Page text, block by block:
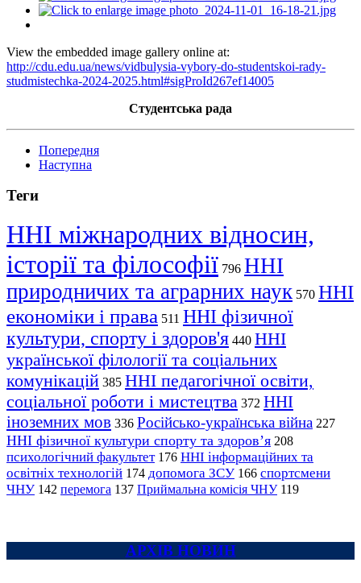
View the embedded image gallery online at:
http://cdu.edu.ua/news/vidbulysia-vybory-do-studentskoi-rady-
studmistechka-2024-2025.html#sigProId267ef14005
Студентська рада
Попередня
Наступна
Теги
ННІ міжнародних відносин,
історії та філософії 796 ННІ
природничих та аграрних наук 570 ННІ
економіки і права 511 ННІ фізичної
культури, спорту і здоров'я 440 ННІ
української філології та соціальних
комунікацій 385 ННІ педагогічної освіти,
соціальної роботи і мистецтва 372 ННІ
іноземних мов 336 Російсько-українська війна 227
ННІ фізичної культури спорту та здоров’я 208
психологічний факультет 176 ННІ інформаційних та
освітніх технологій 174 допомога ЗСУ 166 спортсмени
ЧНУ 142 перемога 137 Приймальна комісія ЧНУ 119
АРХІВ НОВИН